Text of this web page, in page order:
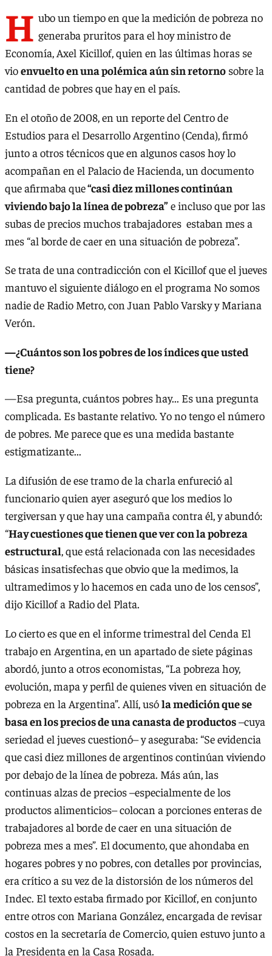
H ubo un tiempo en que la medición de pobreza no
generaba pruritos para el hoy ministro de
Economía, Axel Kicillof, quien en las últimas horas se
vioenvuelto en una polémica aún sin retorno sobre la
cantidad de pobres que hay en el país.
En el otoño de 2008, en un reporte del Centro de
Estudios para el Desarrollo Argentino (Cenda), firmó
junto a otros técnicos que en algunos casos hoy lo
acompañan en el Palacio de Hacienda, un documento
que afirmaba que“casi diez millones continúan
viviendo bajo la línea de pobreza” e incluso que por las
subas de precios muchos trabajadores estaban mes a
mes “al borde de caer en una situación de pobreza”.
Se trata de una contradicción con el Kicillof que el jueves
mantuvo el siguiente diálogo en el programa No somos
nadie de Radio Metro, con Juan Pablo Varsky y Mariana
Verón.
—¿Cuántos son los pobres de los índices que usted
tiene?
—Esa pregunta, cuántos pobres hay... Es una pregunta
complicada. Es bastante relativo. Yo no tengo el número
de pobres. Me parece que es una medida bastante
estigmatizante...
La difusión de ese tramo de la charla enfureció al
funcionario quien ayer aseguró que los medios lo
tergiversan y que hay una campaña contra él, y abundó:
“Hay cuestiones que tienen que ver con la pobreza
estructural, que está relacionada con las necesidades
básicas insatisfechas que obvio que la medimos, la
ultramedimos y lo hacemos en cada uno de los censos”,
dijo Kicillof a Radio del Plata.
Lo cierto es que en el informe trimestral del Cenda El
trabajo en Argentina, en un apartado de siete páginas
abordó, junto a otros economistas, “La pobreza hoy,
evolución, mapa y perfil de quienes viven en situación de
pobreza en la Argentina”. Allí, usóla medición que se
basa en los precios de una canasta de productos–cuya
seriedad el jueves cuestionó– y aseguraba: “Se evidencia
que casi diez millones de argentinos continúan viviendo
por debajo de la línea de pobreza. Más aún, las
continuas alzas de precios –especialmente de los
productos alimenticios– colocan a porciones enteras de
trabajadores al borde de caer en una situación de
pobreza mes a mes”. El documento, que ahondaba en
hogares pobres y no pobres, con detalles por provincias,
era crítico a su vez de la distorsión de los números del
Indec. El texto estaba firmado por Kicillof, en conjunto
entre otros con Mariana González, encargada de revisar
costos en la secretaría de Comercio, quien estuvo junto a
la Presidenta en la Casa Rosada.